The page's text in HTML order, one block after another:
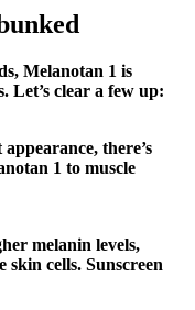
Melanotan 1 is
Let’s clear a few up:
there’s
1 to muscle
melanin levels,
skin cells. Sunscreen